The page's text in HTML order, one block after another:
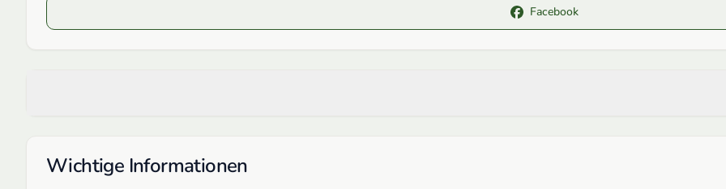
Facebook
Wichtige Informationen